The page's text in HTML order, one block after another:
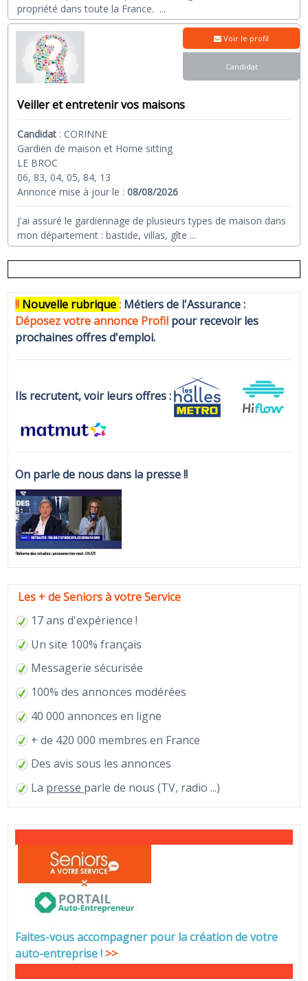
propriété dans toute la France. ...
Veiller et entretenir vos maisons
Candidat : CORINNE
Gardien de maison et Home sitting
LE BROC
06, 83, 04, 05, 84, 13
Annonce mise à jour le :08/08/2026
J'ai assuré le gardiennage de plusieurs types de maison dans
mon département : bastide, villas, gîte ...
Voir le profil
Candidat
!! Nouvelle rubrique: Métiers de l'Assurance :
Déposez votre annonce Profil pour recevoir les
prochaines offres d'emploi.
Ils recrutent, voir leurs offres :
On parle de nous dans la presse !!
Les + de Seniors à votre Service
17 ans d'expérience !
Un site 100% français
Messagerie sécurisée
100% des annonces modérées
40 000 annonces en ligne
+ de 420 000 membres en France
Des avis sous les annonces
La presse parle de nous (TV, radio ...)
Faites-vous accompagner pour la création de votre
auto-entreprise! >>